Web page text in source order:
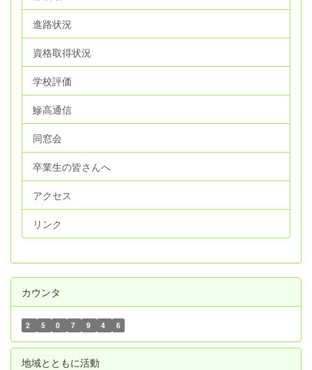
進路状況
資格取得状況
学校評価
鰺高通信
同窓会
卒業生の皆さんへ
アクセス
リンク
カウンタ
2 5 0 7 9 4 6
地域とともに活動